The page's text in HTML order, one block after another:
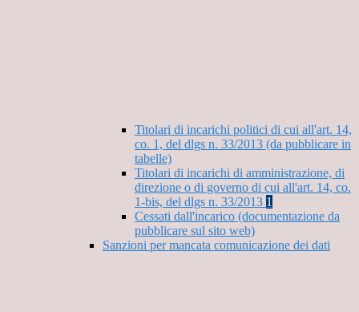
Titolari di incarichi politici di cui all'art. 14,
co. 1, del dlgs n. 33/2013 (da pubblicare in
tabelle)
Titolari di incarichi di amministrazione, di
direzione o di governo di cui all'art. 14, co.
1-bis, del dlgs n. 33/2013 1
Cessati dall'incarico (documentazione da
pubblicare sul sito web)
Sanzioni per mancata comunicazione dei dati